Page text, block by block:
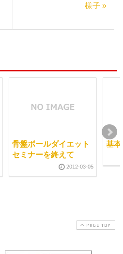
様子 »
骨盤ボールダイエット
セミナーを終えて
2012-03-05
基
PAGE TOP